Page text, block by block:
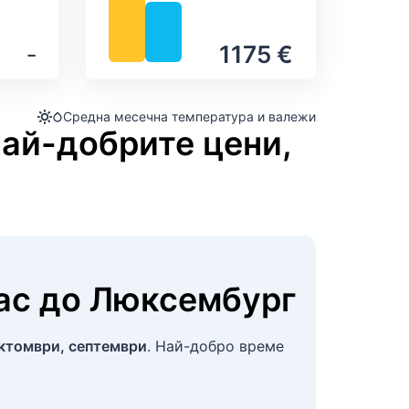
‐ 1175 €
Средна месечна температура и валежи
добрите цени,
до Люксембург
септември. Най-добро време